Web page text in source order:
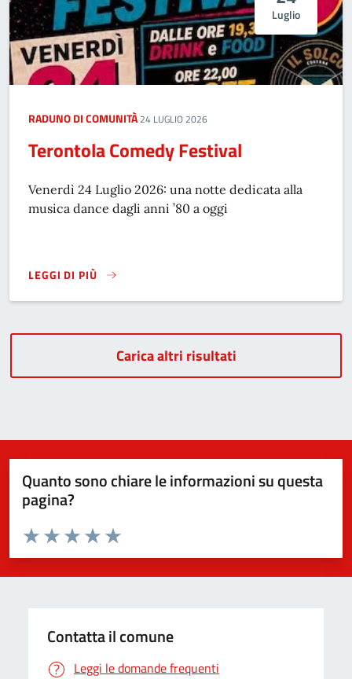
Luglio
RADUNO DI COMUNITÀ 24 LUGLIO 2026
Terontola Comedy Festival
Venerdì 24 Luglio 2026: una notte dedicata alla
musica dance dagli anni ’80 a oggi
LEGGI DI PIÙ
TERONTOLA COMEDY FESTIVAL
Carica altri risultati
Quanto sono chiare le informazioni su questa
pagina?
Valuta da 1 a 5 stelle la pagina
Valuta 5 stelle su 5
Valuta 4 stelle su 5
Valuta 3 stelle su 5
Valuta 2 stelle su 5
Valuta 1 stelle su 5
Contatta il comune
Leggi le domande frequenti